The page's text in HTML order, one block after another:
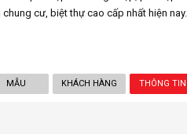
chung cư, biệt thự cao cấp nhất hiện nay.
MẪU KHÁCH HÀNG THÔNG TIN